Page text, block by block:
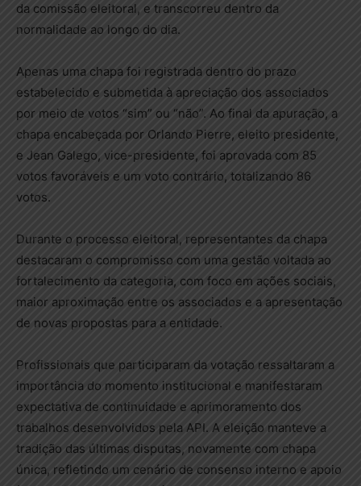
da comissão eleitoral, e transcorreu dentro da
normalidade ao longo do dia.
Apenas uma chapa foi registrada dentro do prazo
estabelecido e submetida à apreciação dos associados
por meio de votos “sim” ou “não”. Ao final da apuração, a
chapa encabeçada por Orlando Pierre, eleito presidente,
e Jean Galego, vice-presidente, foi aprovada com 85
votos favoráveis e um voto contrário, totalizando 86
votos.
Durante o processo eleitoral, representantes da chapa
destacaram o compromisso com uma gestão voltada ao
fortalecimento da categoria, com foco em ações sociais,
maior aproximação entre os associados e a apresentação
de novas propostas para a entidade.
Profissionais que participaram da votação ressaltaram a
importância do momento institucional e manifestaram
expectativa de continuidade e aprimoramento dos
trabalhos desenvolvidos pela API. A eleição manteve a
tradição das últimas disputas, novamente com chapa
única, refletindo um cenário de consenso interno e apoio